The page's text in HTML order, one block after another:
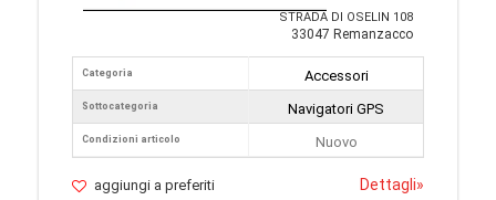
STRADA DI OSELIN 108
33047 Remanzacco
Categoria
Sottocategoria
Condizioni articolo
Accessori
Navigatori GPS
Nuovo
aggiungi a preferiti Dettagli»